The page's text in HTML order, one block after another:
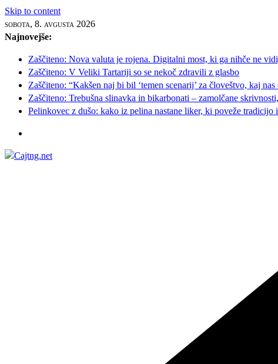
Skip to content
sobota, 8. avgusta 2026
Najnovejše:
Zaščiteno: Nova valuta je rojena. Digitalni most, ki ga nihče ne
Zaščiteno: V Veliki Tartariji so se nekoč zdravili z glasbo
Zaščiteno: “Kakšen naj bi bil ‘temen scenarij’ za človeštvo, kaj
Zaščiteno: Trebušna slinavka in bikarbonati – zamolčane
Pelinkovec z dušo: kako iz pelina nastane liker, ki poveže tradicijo